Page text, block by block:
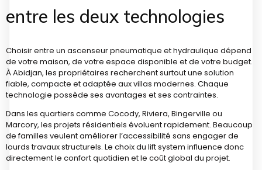
entre les deux technologies
Choisir entre un ascenseur pneumatique et hydraulique dépend
de votre maison, de votre espace disponible et de votre budget.
À Abidjan, les propriétaires recherchent surtout une solution
fiable, compacte et adaptée aux villas modernes. Chaque
technologie possède ses avantages et ses contraintes.
Dans les quartiers comme Cocody, Riviera, Bingerville ou
Marcory, les projets résidentiels évoluent rapidement. Beaucoup
de familles veulent améliorer l’accessibilité sans engager de
lourds travaux structurels. Le choix du lift system influence donc
directement le confort quotidien et le coût global du projet.